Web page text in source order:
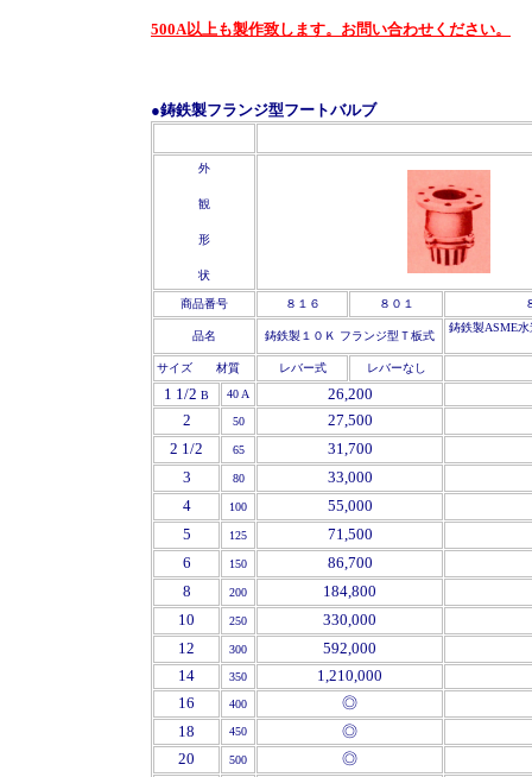
500A以上も製作致します。お問い合わせください。
●鋳鉄製フランジ型フートバルブ
外
観
形
状
商品番号 ８１６ ８０１
品名 鋳鉄製１０Ｋ フランジ型Ｔ板式
鋳鉄製ASME
サイズ 材質 レバー式 レバーなし
1 1/2 B 40 A
26,200
2
50
27,500
2 1/2
65
31,700
3
80
33,000
4
100
55,000
5
125
71,500
6
150
86,700
8
200
184,800
10
250
330,000
12
300
592,000
14
350
1,210,000
16
400
◎
18
450
◎
20
500
◎